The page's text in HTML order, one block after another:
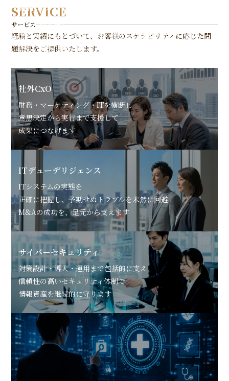
SERVICE
サービス
経験と実績にもとづいて、お客様のスケラビリティに応じた問
題解決をご提供いたします。
経営トリアージ
経営診断を通じて
財務・マーケティング・ITの視点から課題を整
理し、優先順位づけから実行まで伴走します
社外CxO
財務・マーケティング・ITを横断し
意思決定から実行まで支援して
成果につなげます
ITデューデリジェンス
ITシステムの実態を
正確に把握し、予期せぬトラブルを未然に回避
M&Aの成功を、足元から支えます
サイバーセキュリティ
対策設計・導入・運用まで包括的に支え
信頼性の高いセキュリティ体制で
情報資産を継続的に守ります